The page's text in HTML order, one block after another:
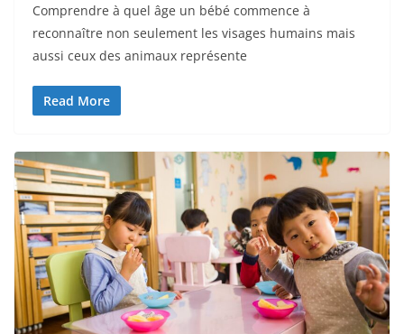
Comprendre à quel âge un bébé commence à
reconnaître non seulement les visages humains mais
aussi ceux des animaux représente
Read More